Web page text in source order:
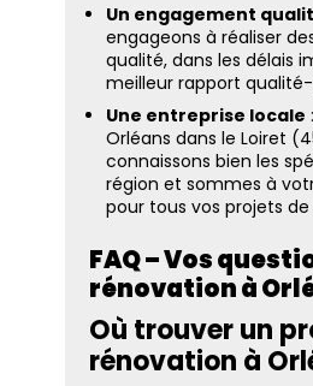
Un engagement
engageons à réaliser
qualité, dans les délais
meilleur rapport qualité-
Une entreprise locale
Orléans dans le Loiret
connaissons bien les
région et sommes à
pour tous vos projets
FAQ – Vos
rénovation à
Où trouver un
rénovation à